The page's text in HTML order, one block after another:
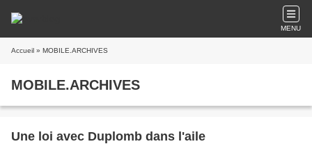
MENU
Accueil » MOBILE.ARCHIVES
MOBILE.ARCHIVES
Une loi avec Duplomb dans l'aile